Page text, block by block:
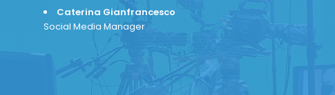
Caterina Gianfrancesco
Social Media Manager